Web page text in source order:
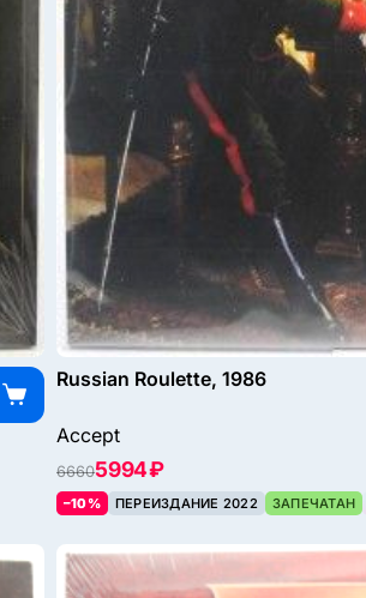
Russian Roulette, 1986
Accept
66605994 ₽
–10% ПЕРЕИЗДАНИЕ 2022 ЗАПЕЧАТАН